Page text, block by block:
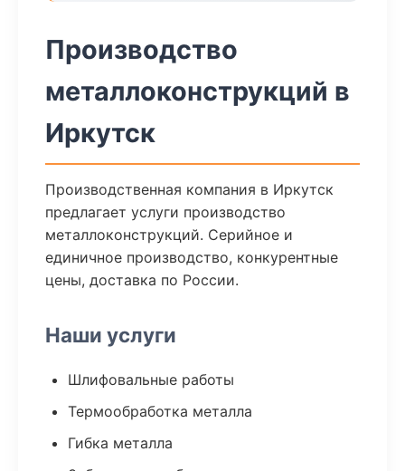
Производство
металлоконструкций в
Иркутск
Производственная компания в Иркутск
предлагает услуги производство
металлоконструкций. Серийное и
единичное производство, конкурентные
цены, доставка по России.
Наши услуги
Шлифовальные работы
Термообработка металла
Гибка металла